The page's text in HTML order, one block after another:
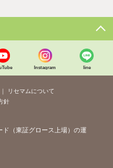
Instagram line
リセマムについて
針
ド（東証グロース上場）の運